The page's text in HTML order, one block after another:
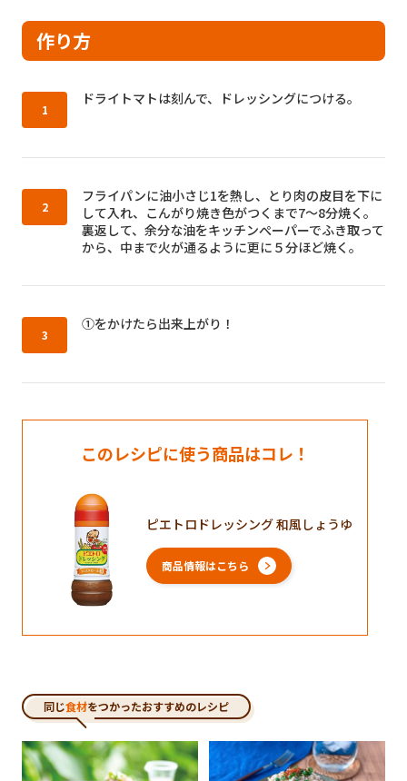
作り方
作り方1：
ドライトマトは刻んで、ドレッシングにつける。
作り方2：
フライパンに油小さじ1を熱し、とり肉の皮目を下に
して入れ、こんがり焼き色がつくまで7〜8分焼く。
裏返して、余分な油をキッチンぺーパーでふき取って
から、中まで火が通るように更に５分ほど焼く。
作り方3：
①をかけたら出来上がり！
このレシピに使う商品はコレ！
ピエトロドレッシング 和風しょうゆ
商品情報はこちら
同じ食材をつかったおすすめのレシピ